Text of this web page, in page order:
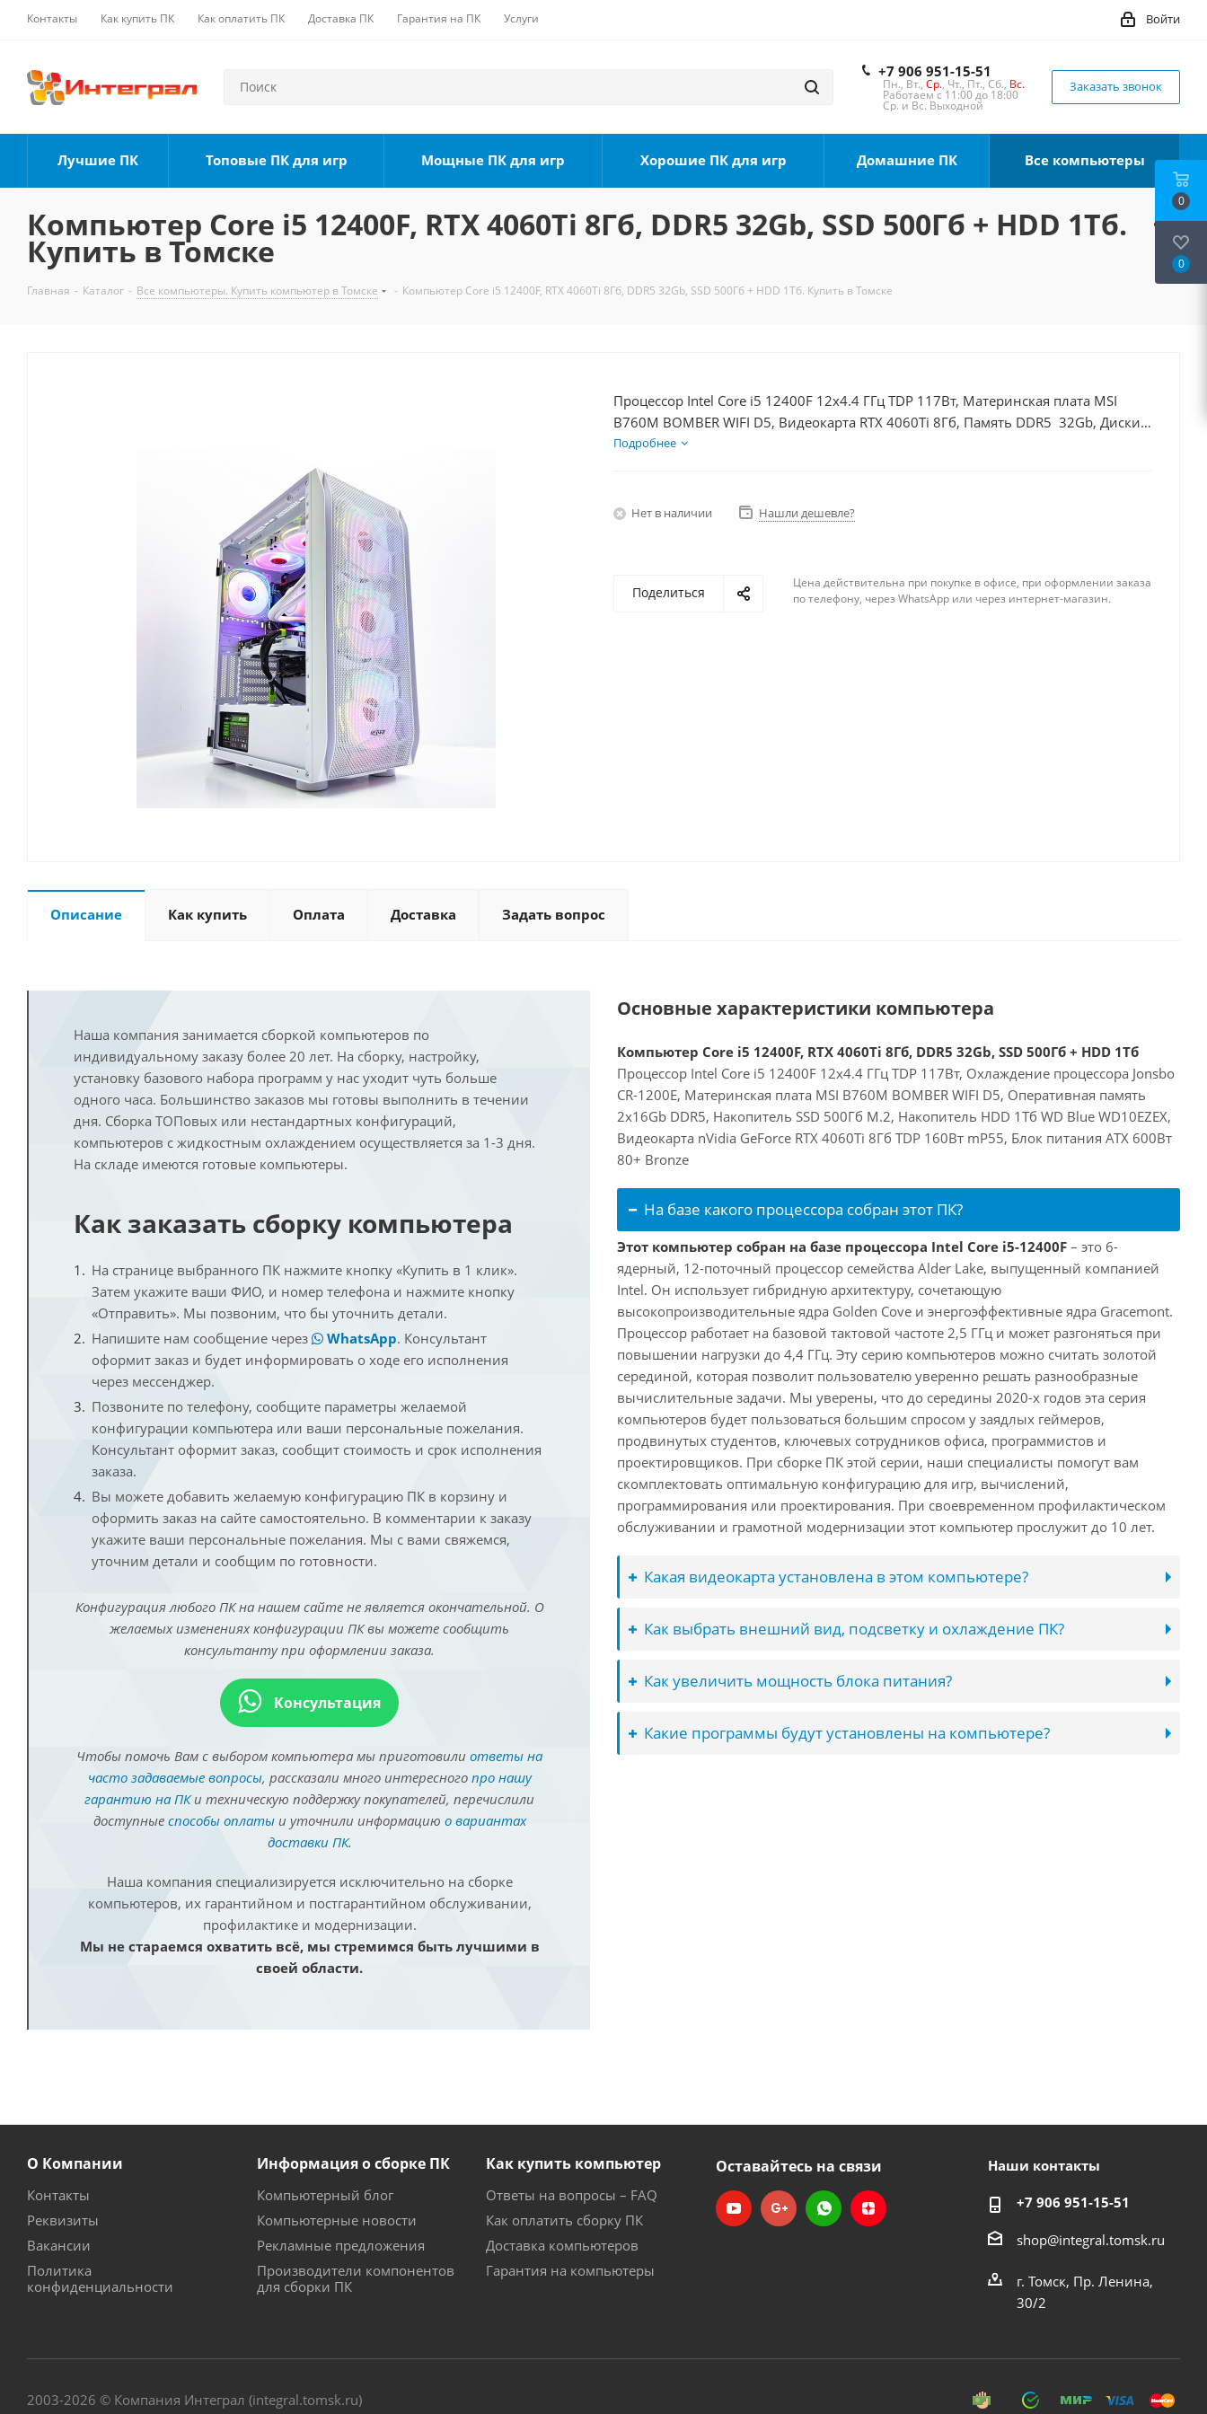
Контакты Как купить ПК Как оплатить ПК Доставка ПК Гарантия на ПК Услуги Войти
+7 906 951-15-51
Пн., Вт., Ср., Чт., Пт., Сб., Вс.
Работаем с 11:00 до 18:00
Ср. и Вс. Выходной
Заказать звонок
Лучшие ПК Топовые ПК для игр Мощные ПК для игр Хорошие ПК для игр Домашние ПК Все компьютеры
Компьютер Core i5 12400F, RTX 4060Ti 8Гб, DDR5 32Gb, SSD 500Гб + HDD 1Тб.
Купить в Томске
Главная - Каталог - Все компьютеры. Купить компьютер в Томске - Компьютер Core i5 12400F, RTX 4060Ti 8Гб, DDR5 32Gb, SSD 500Гб + HDD 1Тб. Купить в Томске
Процессор Intel Core i5 12400F 12x4.4 ГГц TDP 117Вт, Материнская плата MSI
B760M BOMBER WIFI D5, Видеокарта RTX 4060Ti 8Гб, Память DDR5 32Gb, Диски
SSD 500Гб + HDD 1Тб, БП 600Вт
Подробнее
Нет в наличии Нашли дешевле?
Поделиться
Цена действительна при покупке в офисе, при оформлении заказа
по телефону, через WhatsApp или через интернет-магазин.
Описание Как купить Оплата Доставка Задать вопрос
Наша компания занимается сборкой компьютеров по
индивидуальному заказу более 20 лет. На сборку, настройку,
установку базового набора программ у нас уходит чуть больше
одного часа. Большинство заказов мы готовы выполнить в течении
дня. Сборка ТОПовых или нестандартных конфигураций,
компьютеров с жидкостным охлаждением осуществляется за 1-3 дня.
На складе имеются готовые компьютеры.
Как заказать сборку компьютера
На странице выбранного ПК нажмите кнопку «Купить в 1 клик».
Затем укажите ваши ФИО, и номер телефона и нажмите кнопку
«Отправить». Мы позвоним, что бы уточнить детали.
Напишите нам сообщение через
WhatsApp. Консультант
оформит заказ и будет информировать о ходе его исполнения
через мессенджер.
Позвоните по телефону, сообщите параметры желаемой
конфигурации компьютера или ваши персональные пожелания.
Консультант оформит заказ, сообщит стоимость и срок исполнения
заказа.
Вы можете добавить желаемую конфигурацию ПК в корзину и
оформить заказ на сайте самостоятельно. В комментарии к заказу
укажите ваши персональные пожелания. Мы с вами свяжемся,
уточним детали и сообщим по готовности.
Конфигурация любого ПК на нашем сайте не является окончательной. О
желаемых изменениях конфигурации ПК вы можете сообщить
консультанту при оформлении заказа.
Консультация
Чтобы помочь Вам с выбором компьютера мы приготовили ответы на
часто задаваемые вопросы, рассказали много интересного про нашу
гарантию на ПКи техническую поддержку покупателей, перечислили
доступные способы оплатыи уточнили информацию о вариантах
доставки ПК.
Наша компания специализируется исключительно на сборке
компьютеров, их гарантийном и постгарантийном обслуживании,
профилактике и модернизации.
Мы не стараемся охватить всё, мы стремимся быть лучшими в
своей области.
Основные характеристики компьютера
Компьютер Core i5 12400F, RTX 4060Ti 8Гб, DDR5 32Gb, SSD 500Гб + HDD 1Тб
Процессор Intel Core i5 12400F 12x4.4 ГГц TDP 117Вт, Охлаждение процессора Jonsbo
CR-1200E, Материнская плата MSI B760M BOMBER WIFI D5, Оперативная память
2x16Gb DDR5, Накопитель SSD 500Гб M.2, Накопитель HDD 1Тб WD Blue WD10EZEX,
Видеокарта nVidia GeForce RTX 4060Ti 8Гб TDP 160Вт mP55, Блок питания ATX 600Вт
80+ Bronze
На базе какого процессора собран этот ПК?
Этот компьютер собран на базе процессора Intel Core i5-12400F – это 6-
ядерный, 12-поточный процессор семейства Alder Lake, выпущенный компанией
Intel. Он использует гибридную архитектуру, сочетающую
высокопроизводительные ядра Golden Cove и энергоэффективные ядра Gracemont.
Процессор работает на базовой тактовой частоте 2,5 ГГц и может разгоняться при
повышении нагрузки до 4,4 ГГц. Эту серию компьютеров можно считать золотой
серединой, которая позволит пользователю уверенно решать разнообразные
вычислительные задачи. Мы уверены, что до середины 2020-х годов эта серия
компьютеров будет пользоваться большим спросом у заядлых геймеров,
продвинутых студентов, ключевых сотрудников офиса, программистов и
проектировщиков. При сборке ПК этой серии, наши специалисты помогут вам
скомплектовать оптимальную конфигурацию для игр, вычислений,
программирования или проектирования. При своевременном профилактическом
обслуживании и грамотной модернизации этот компьютер прослужит до 10 лет.
Какая видеокарта установлена в этом компьютере?
Как выбрать внешний вид, подсветку и охлаждение ПК?
Как увеличить мощность блока питания?
Какие программы будут установлены на компьютере?
О Компании
Контакты
Реквизиты
Вакансии
Политика
конфиденциальности
Информация о сборке ПК
Компьютерный блог
Компьютерные новости
Рекламные предложения
Производители компонентов
для сборки ПК
Как купить компьютер
Ответы на вопросы – FAQ
Как оплатить сборку ПК
Доставка компьютеров
Гарантия на компьютеры
Оставайтесь на связи Наши контакты
+7 906 951-15-51
shop@integral.tomsk.ru
г. Томск, Пр. Ленина,
30/2
2003-2026 © Компания Интеграл (integral.tomsk.ru)
0
0